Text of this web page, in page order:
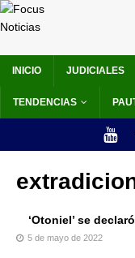
INICIO JUDICIALES
TENDENCIAS
‘Otoniel’ se
5 de mayo de 2022